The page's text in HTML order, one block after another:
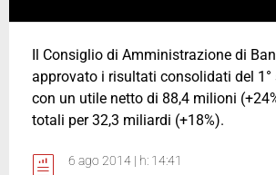
Il Consiglio di Amministrazione di
approvato i risultati consolidati del 1°
con un utile netto di 88,4 milioni
totali per 32,3 miliardi (+18%).
6 ago 2014 | h: 14:41